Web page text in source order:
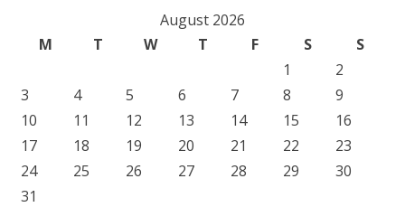
August 2026
M
T W T F S
S
1
2
3
4 5 6 7 8
9
10
11 12 13 14 15
16
17
18 19 20 21 22
23
24
25 26 27 28 29
30
31